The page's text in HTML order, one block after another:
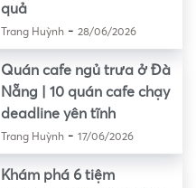
quả
Trang Huỳnh- 28/06/2026
Quán cafe ngủ trưa ở Đà
Nẵng | 10 quán cafe chạy
deadline yên tĩnh
Trang Huỳnh- 17/06/2026
Khám phá 6 tiệm